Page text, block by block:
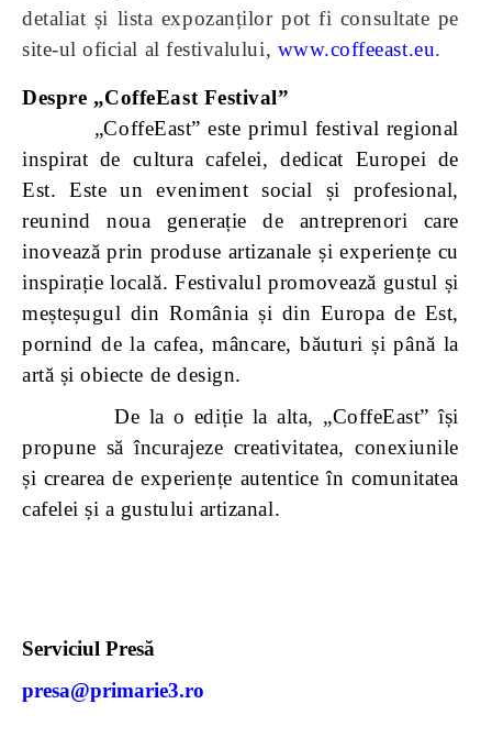
detaliat și lista expozanților pot fi consultate pe
site-ul oficial al festivalului, www.coffeeast.eu.
Despre „CoffeEast Festival”
„CoffeEast” este primul festival regional
inspirat de cultura cafelei, dedicat Europei de
Est. Este un eveniment social și profesional,
reunind noua generație de antreprenori care
inovează prin produse artizanale și experiențe cu
inspirație locală. Festivalul promovează gustul și
meșteșugul din România și din Europa de Est,
pornind de la cafea, mâncare, băuturi și până la
artă și obiecte de design.
De la o ediție la alta, „CoffeEast” își
propune să încurajeze creativitatea, conexiunile
și crearea de experiențe autentice în comunitatea
cafelei și a gustului artizanal.
Serviciul Presă
presa@primarie3.ro